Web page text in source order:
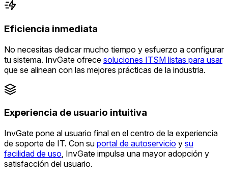
Eficiencia inmediata
No necesitas dedicar mucho tiempo y esfuerzo a configurar
tu sistema. InvGate ofrece soluciones ITSM listas para usar
que se alinean con las mejores prácticas de la industria.
Experiencia de usuario intuitiva
InvGate pone al usuario final en el centro de la experiencia
de soporte de IT. Con su portal de autoservicio y su
facilidad de uso , InvGate impulsa una mayor adopción y
satisfacción del usuario.